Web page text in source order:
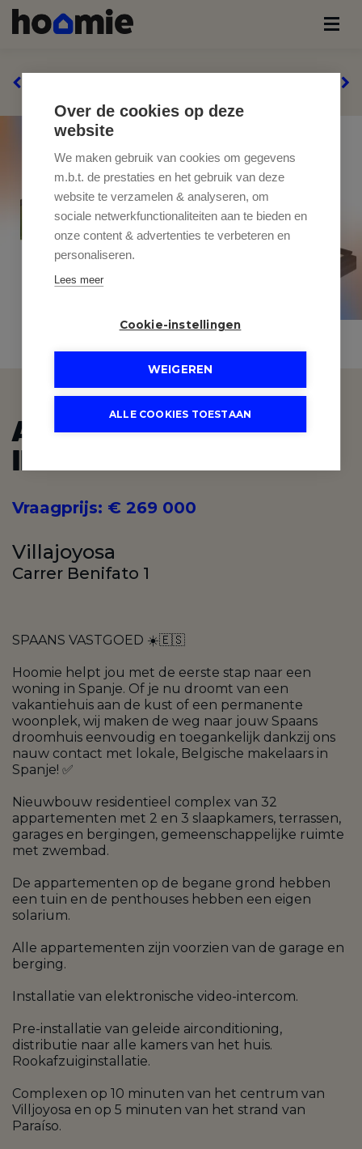
APPARTEMENT TE KOOP
IN VILLAJOYOSA
Vraagprijs: € 269 000
Villajoyosa
Carrer Benifato 1
SPAANS VASTGOED ☀️🇪🇸
Hoomie helpt jou met de eerste stap naar een
woning in Spanje. Of je nu droomt van een
vakantiehuis aan de kust of een permanente
woonplek, wij maken de weg naar jouw Spaans
droomhuis eenvoudig en toegankelijk dankzij ons
nauw contact met lokale, Belgische makelaars in
Spanje! ✅
Nieuwbouw residentieel complex van 32
appartementen met 2 en 3 slaapkamers, terrassen,
garages en bergingen, gemeenschappelijke ruimte
met zwembad.
De appartementen op de begane grond hebben
een tuin en de penthouses hebben een eigen
solarium.
Alle appartementen zijn voorzien van de garage en
berging.
Installatie van elektronische video-intercom.
Pre-installatie van geleide airconditioning,
distributie naar alle kamers van het huis.
Rookafzuiginstallatie.
Complexen op 10 minuten van het centrum van
Villjoyosa en op 5 minuten van het strand van
Paraíso.
Over de cookies op deze
website
We maken gebruik van cookies om gegevens
m.b.t. de prestaties en het gebruik van deze
website te verzamelen & analyseren, om
sociale netwerkfunctionaliteiten aan te bieden en
onze content & advertenties te verbeteren en
personaliseren.
Lees meer
Cookie-instellingen
WEIGEREN
ALLE COOKIES TOESTAAN